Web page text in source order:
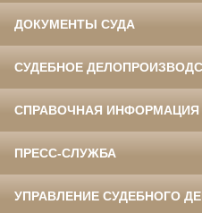
ДОКУМЕНТЫ СУДА
СУДЕБНОЕ
СПРАВОЧНАЯ ИНФОРМАЦИЯ
ПРЕСС-СЛУЖБА
УПРАВЛЕНИЕ СУДЕБНОГО